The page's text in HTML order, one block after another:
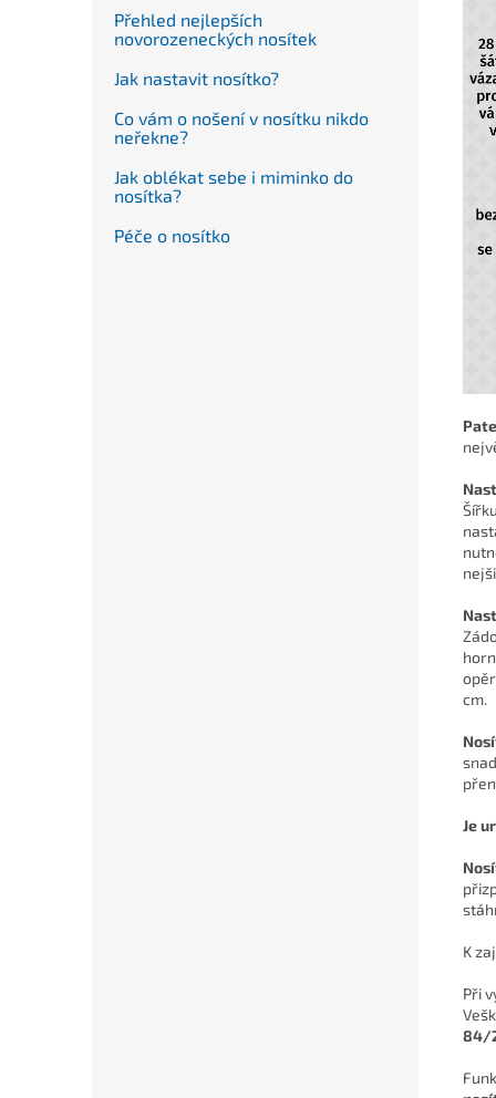
Přehled nejlepších
novorozeneckých nosítek
Jak nastavit nosítko?
Co vám o nošení v nosítku nikdo
neřekne?
Jak oblékat sebe i miminko do
nosítka?
Péče o nosítko
cm.
Je
K
Při
84/